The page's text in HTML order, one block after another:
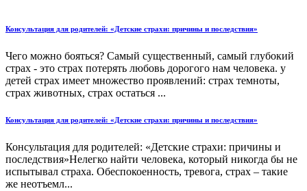
Консультация для родителей: «Детские страхи: причины и последствия»
Чего можно бояться? Самый существенный, самый глубокий
страх - это страх потерять любовь дорогого нам человека. у
детей страх имеет множество проявлений: страх темноты,
страх животных, страх остаться ...
Консультация для родителей: «Детские страхи: причины и последствия»
Консультация для родителей: «Детские страхи: причины и
последствия»Нелегко найти человека, который никогда бы не
испытывал страха. Обеспокоенность, тревога, страх – такие
же неотъемл...